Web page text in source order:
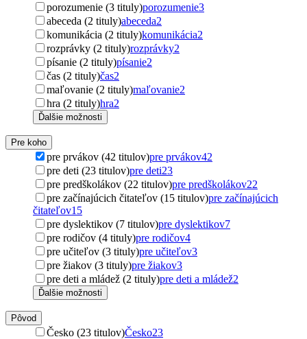
porozumenie (3 tituly)porozumenie3
abeceda (2 tituly)abeceda2
komunikácia (2 tituly)komunikácia2
rozprávky (2 tituly)rozprávky2
písanie (2 tituly)písanie2
čas (2 tituly)čas2
maľovanie (2 tituly)maľovanie2
hra (2 tituly)hra2
Ďalšie možnosti
Pre koho
pre prvákov (42 titulov)pre prvákov42
pre deti (23 titulov)pre deti23
pre predškolákov (22 titulov)pre predškolákov22
pre začínajúcich čitateľov (15 titulov)pre začínajúcich
čitateľov15
pre dyslektikov (7 titulov)pre dyslektikov7
pre rodičov (4 tituly)pre rodičov4
pre učiteľov (3 tituly)pre učiteľov3
pre žiakov (3 tituly)pre žiakov3
pre deti a mládež (2 tituly)pre deti a mládež2
Ďalšie možnosti
Pôvod
Česko (23 titulov)Česko23